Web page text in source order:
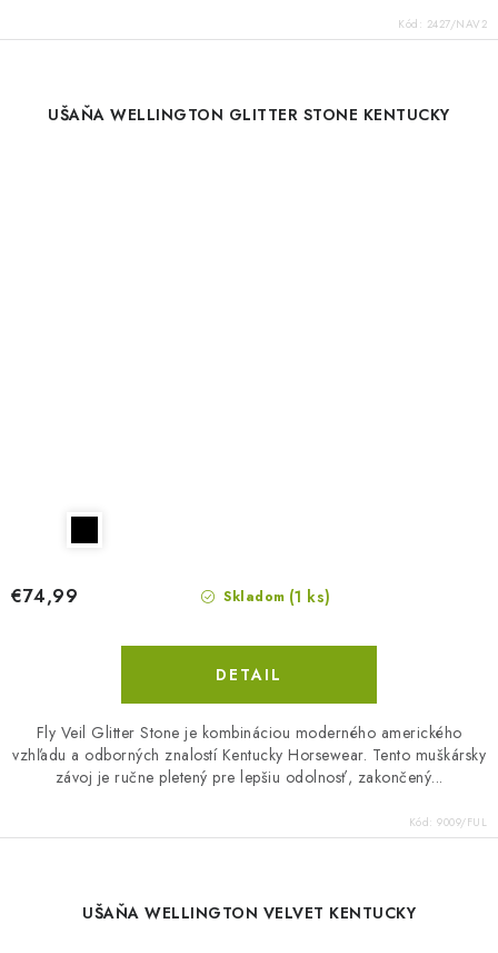
Kód: 2427/NAV2
UŠAŇA WELLINGTON GLITTER STONE KENTUCKY
Skladom (1 ks)
€74,99
DETAIL
Fly Veil Glitter Stone je kombináciou moderného amerického
vzhľadu a odborných znalostí Kentucky Horsewear. Tento muškársky
závoj je ručne pletený pre lepšiu odolnosť, zakončený...
Kód: 9009/FUL
UŠAŇA WELLINGTON VELVET KENTUCKY